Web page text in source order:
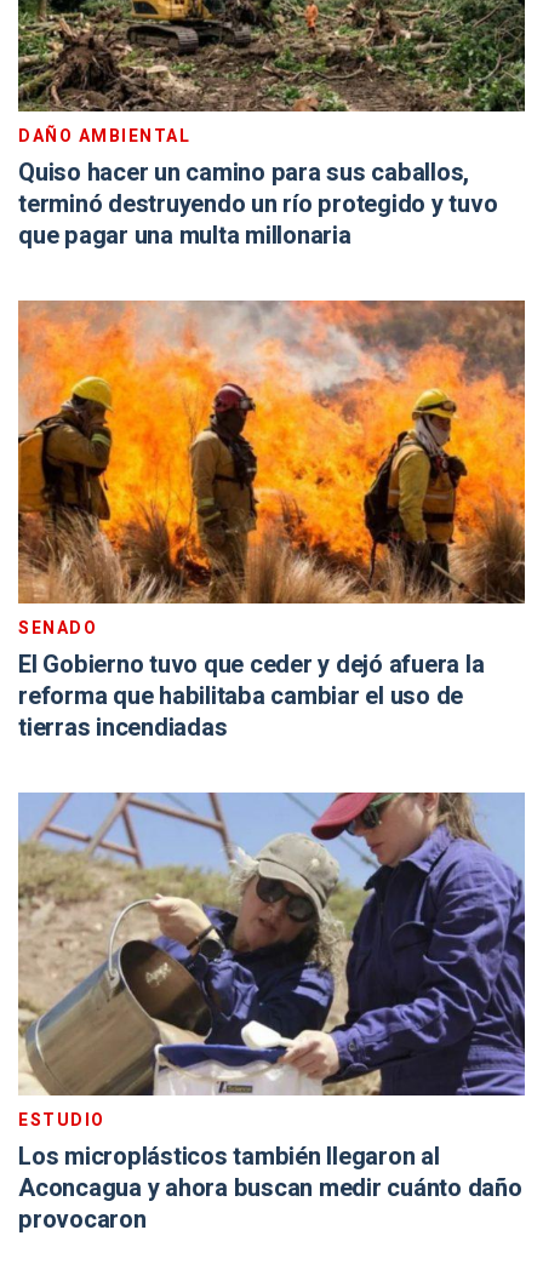
DAÑO AMBIENTAL
Quiso hacer un camino para sus caballos,
terminó destruyendo un río protegido y tuvo
que pagar una multa millonaria
SENADO
El Gobierno tuvo que ceder y dejó afuera la
reforma que habilitaba cambiar el uso de
tierras incendiadas
ESTUDIO
Los microplásticos también llegaron al
Aconcagua y ahora buscan medir cuánto daño
provocaron